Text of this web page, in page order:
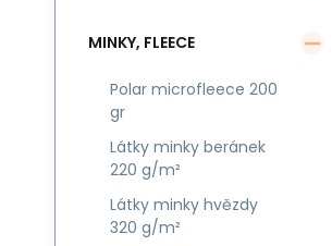
MINKY, FLEECE
Polar microfleece 200
gr
Látky minky beránek
220 g/m²
Látky minky hvězdy
320 g/m²